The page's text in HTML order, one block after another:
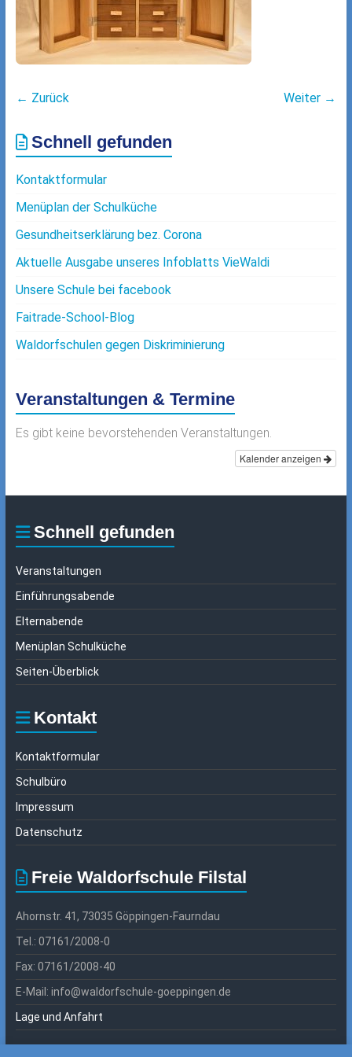
← Zurück Weiter →
Schnell gefunden
Kontaktformular
Menüplan der Schulküche
Gesundheitserklärung bez. Corona
Aktuelle Ausgabe unseres Infoblatts VieWaldi
Unsere Schule bei facebook
Faitrade-School-Blog
Waldorfschulen gegen Diskriminierung
Veranstaltungen & Termine
Es gibt keine bevorstehenden Veranstaltungen.
Kalender anzeigen
Schnell gefunden
Veranstaltungen
Einführungsabende
Elternabende
Menüplan Schulküche
Seiten-Überblick
Kontakt
Kontaktformular
Schulbüro
Impressum
Datenschutz
Freie Waldorfschule Filstal
Ahornstr. 41, 73035 Göppingen-Faurndau
Tel.: 07161/2008-0
Fax: 07161/2008-40
E-Mail: info@waldorfschule-goeppingen.de
Lage und Anfahrt